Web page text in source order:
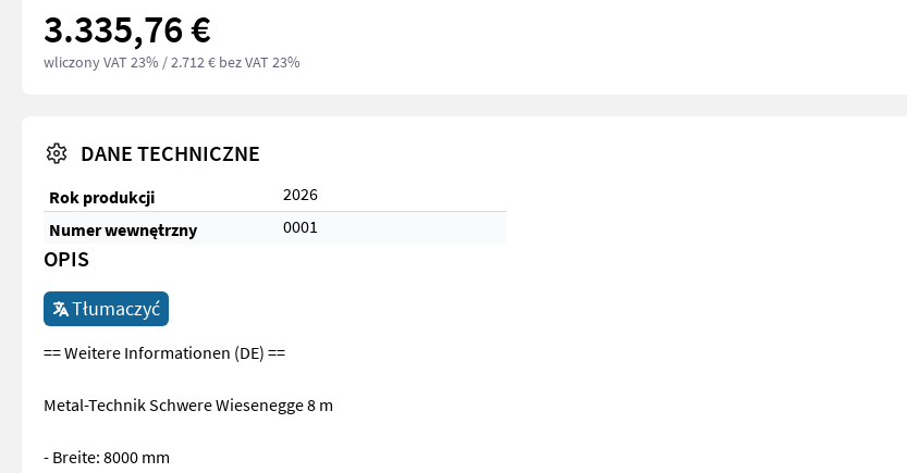
3.335,76 €
wliczony VAT 23% / 2.712 € bez VAT 23%
DANE TECHNICZNE
Rok produkcji
2026
Numer wewnętrzny
0001
OPIS
Tłumaczyć
== Weitere Informationen (DE) ==
Metal-Technik Schwere Wiesenegge 8 m
- Breite: 8000 mm